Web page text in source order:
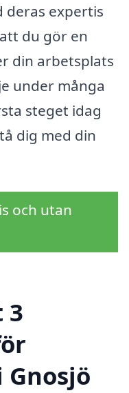
deras expertis
du gör en
din arbetsplats
under många
steget idag
dig med din
och utan
3